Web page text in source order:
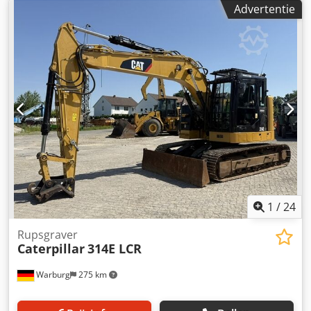
Motor 49,7 kW – Totaalgewicht 8.360 kg – Schild –
Bedrijfsuren 7.900 u = Verdere informatie = Aandrijving:
rups Leeggewicht: 8.360 kg CE-markering: ja
Referentienummer: 85 Serienummer: CAT0308EPFJX11724
Neem contact op met Miguel Cubas voor meer informatie.
= Bedrijfsinformatie = Wij zijn gevestigd tussen Antwerpen
en Brussel langs de A12, nabij de haven van Antwerpen.
Openingstijden: maandag tot en met vrijdag doorlopend
van 8:30 tot 19:00. Dedpfx Acjyc Emmsyjck
Advertentie
1 /24
Warburg 275 km
Rupsgraver
Caterpillar314E LCR